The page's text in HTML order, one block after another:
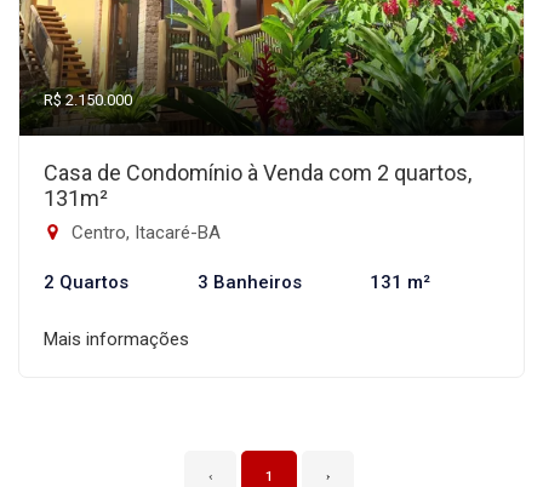
R$ 2.150.000
Casa de Condomínio à Venda com 2 quartos,
131m²
Centro, Itacaré-BA
2 Quartos 3 Banheiros 131 m²
Mais informações
‹ 1 ›